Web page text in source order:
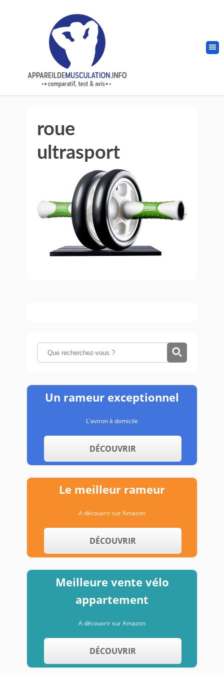
roue
ultrasport
Un rameur exceptionnel
L'aviron à domicile
DÉCOUVRIR
Le meilleur rameur
A découvrir sur Amazon
DÉCOUVRIR
Meilleure vente vélo
appartement
A découvrir sur Amazon
DÉCOUVRIR